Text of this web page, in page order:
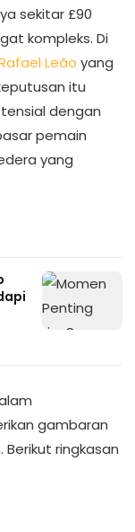
sekitar £90
kompleks. Di
Leão yang
itu
dengan
pemain
yang
gambaran
ringkasan